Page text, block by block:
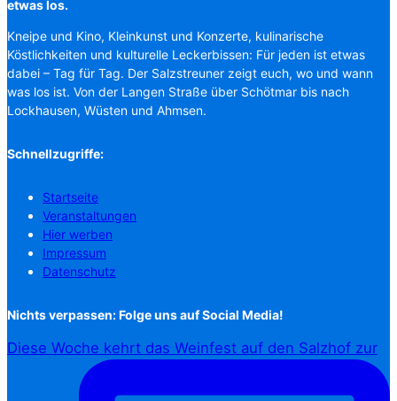
etwas los.
Kneipe und Kino, Kleinkunst und Konzerte, kulinarische
Köstlichkeiten und kulturelle Leckerbissen: Für jeden ist etwas
dabei – Tag für Tag. Der Salzstreuner zeigt euch, wo und wann
was los ist. Von der Langen Straße über Schötmar bis nach
Lockhausen, Wüsten und Ahmsen.
Schnellzugriffe:
Startseite
Veranstaltungen
Hier werben
Impressum
Datenschutz
Nichts verpassen: Folge uns auf Social Media!
Diese Woche kehrt das Weinfest auf den Salzhof zur